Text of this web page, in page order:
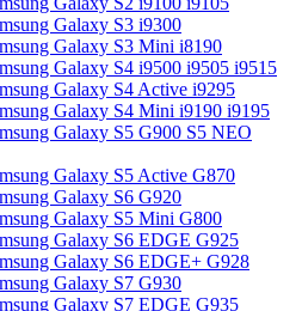
Galaxy S3 i9300
Galaxy S3 Mini i8190
Galaxy S4 i9500 i9505 i9515
Galaxy S4 Active i9295
Galaxy S4 Mini i9190 i9195
Galaxy S5 G900 S5 NEO
Galaxy S5 Active G870
Galaxy S6 G920
Galaxy S5 Mini G800
Galaxy S6 EDGE G925
Galaxy S6 EDGE+ G928
Galaxy S7 G930
Galaxy S7 EDGE G935